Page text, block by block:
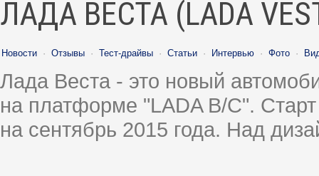
ЛАДА ВЕСТА (LADA
Новости · Отзывы · Тест-драйвы · Статьи · Интервью · Фото ·
Лада Веста - это новый
на платформе "LADA B/C".
на сентябрь 2015 года. Над